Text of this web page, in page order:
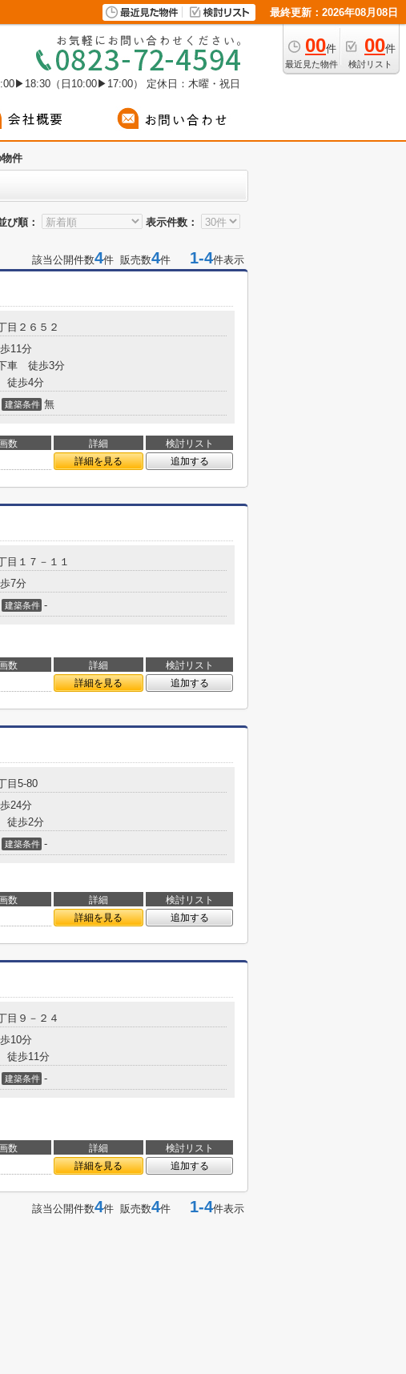
最終更新：2026年08月08日
00件
最近見た物件
00件
検討リスト
（日10:00▶17:00） 定休日：木曜・祝日
件
び順： 表示件数：
該当公開件数4件 販売数4件 1-4件表示
目２６５２
11分
車 徒歩3分
徒歩4分
建築条件 無
数 詳細
検討リスト
詳細を見る 追加する
目１７－１１
7分
建築条件 -
数 詳細
検討リスト
詳細を見る 追加する
目5-80
24分
徒歩2分
建築条件 -
数 詳細
検討リスト
詳細を見る 追加する
目９－２４
10分
徒歩11分
建築条件 -
数 詳細
検討リスト
詳細を見る 追加する
該当公開件数4件 販売数4件 1-4件表示